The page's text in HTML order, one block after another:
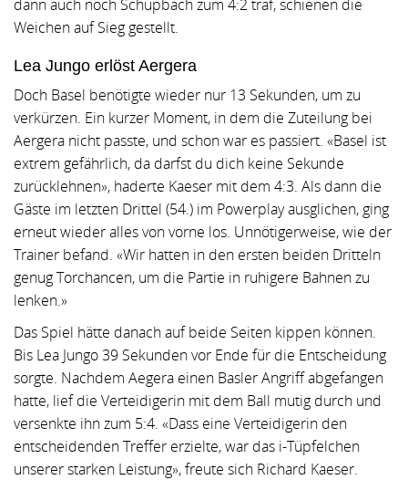
dann auch noch Schüpbach zum 4:2 traf, schienen die
Weichen auf Sieg gestellt.
Lea Jungo erlöst Aergera
Doch Basel benötigte wieder nur 13 Sekunden, um zu
verkürzen. Ein kurzer Moment, in dem die Zuteilung bei
Aergera nicht passte, und schon war es passiert. «Basel ist
extrem gefährlich, da darfst du dich keine Sekunde
zurücklehnen», haderte Kaeser mit dem 4:3. Als dann die
Gäste im letzten Drittel (54.) im Powerplay ausglichen, ging
erneut wieder alles von vorne los. Unnötigerweise, wie der
Trainer befand. «Wir hatten in den ersten beiden Dritteln
genug Torchancen, um die Partie in ruhigere Bahnen zu
lenken.»
Das Spiel hätte danach auf beide Seiten kippen können.
Bis Lea Jungo 39 Sekunden vor Ende für die Entscheidung
sorgte. Nachdem Aegera einen Basler Angriff abgefangen
hatte, lief die Verteidigerin mit dem Ball mutig durch und
versenkte ihn zum 5:4. «Dass eine Verteidigerin den
entscheidenden Treffer erzielte, war das i‑Tüpfelchen
unserer starken Leistung», freute sich Richard Kaeser.